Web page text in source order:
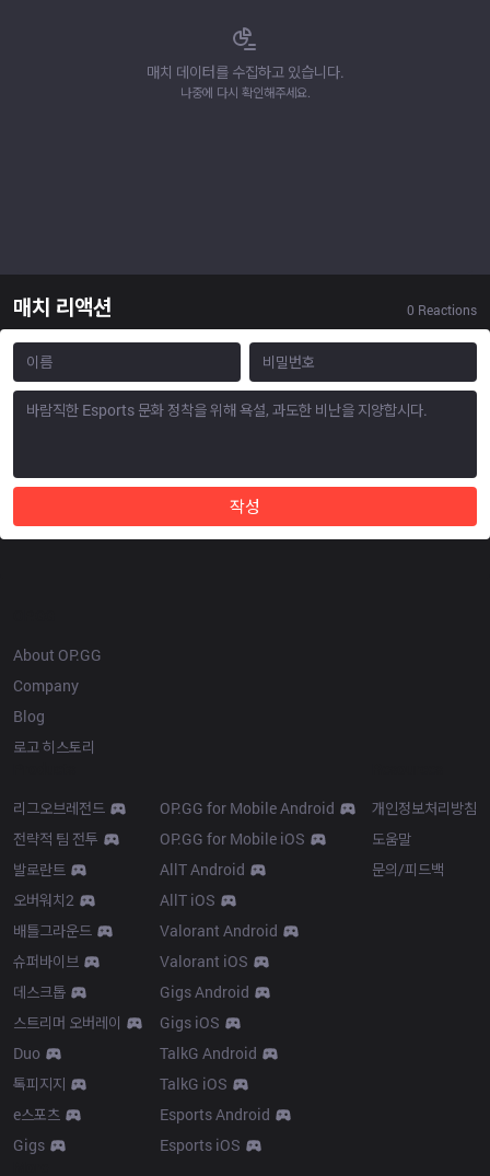
매치 데이터를 수집하고 있습니다.
나중에 다시 확인해주세요.
매치 리액션 0 Reactions
작성
About OP.GG
Company
Blog
로고 히스토리
리그오브레전드
전략적 팀 전투
발로란트
오버워치2
배틀그라운드
슈퍼바이브
데스크톱
스트리머 오버레이
Duo
톡피지지
e스포츠
Gigs
OP.GG for Mobile Android
OP.GG for Mobile iOS
AllT Android
AllT iOS
Valorant Android
Valorant iOS
Gigs Android
Gigs iOS
TalkG Android
TalkG iOS
Esports Android
Esports iOS
개인정보처리방침
도움말
문의/피드백